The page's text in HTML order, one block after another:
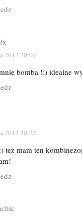
2013 20:07
bomba !:) idealne
2013 20:22
też mam ten